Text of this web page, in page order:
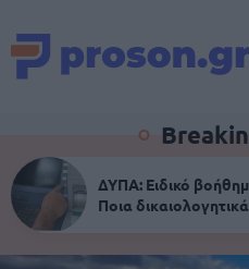
ΔΥΠΑ: Ειδικό
Ποια